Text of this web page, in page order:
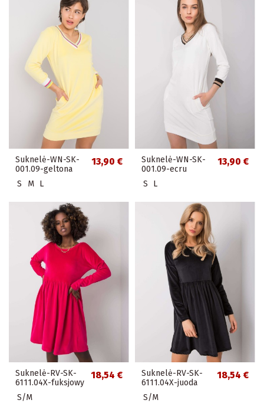
Suknelė-WN-SK-
001.09-geltona
13,90 €
S M L
Suknelė-WN-SK-
001.09-ecru
13,90 €
S L
Suknelė-RV-SK-
6111.04X-fuksjowy
18,54 €
S/M
Suknelė-RV-SK-
6111.04X-juoda
18,54 €
S/M